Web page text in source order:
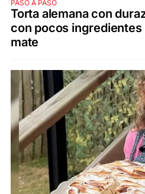
PASO A PASO
Torta alemana con
con pocos ingredientes
mate